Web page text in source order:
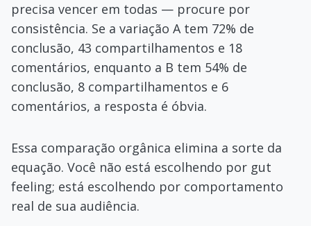
precisa vencer em todas — procure por
consistência. Se a variação A tem 72% de
conclusão, 43 compartilhamentos e 18
comentários, enquanto a B tem 54% de
conclusão, 8 compartilhamentos e 6
comentários, a resposta é óbvia.
Essa comparação orgânica elimina a sorte da
equação. Você não está escolhendo por gut
feeling; está escolhendo por comportamento
real de sua audiência.